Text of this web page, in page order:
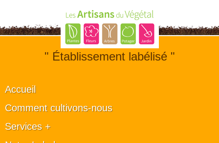
" Établissement labélisé "
Accueil
Comment cultivons-nous
Services +